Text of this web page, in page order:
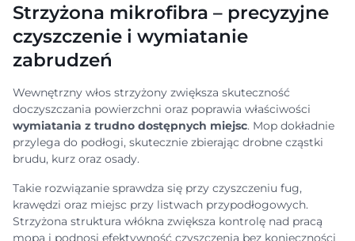
Strzyżona mikrofibra – precyzyjne
czyszczenie i wymiatanie
zabrudzeń
Wewnętrzny włos strzyżony zwiększa skuteczność
doczyszczania powierzchni oraz poprawia właściwości
wymiatania z trudno dostępnych miejsc. Mop dokładnie
przylega do podłogi, skutecznie zbierając drobne cząstki
brudu, kurz oraz osady.
Takie rozwiązanie sprawdza się przy czyszczeniu fug,
krawędzi oraz miejsc przy listwach przypodłogowych.
Strzyżona struktura włókna zwiększa kontrolę nad pracą
mopa i podnosi efektywność czyszczenia bez konieczności